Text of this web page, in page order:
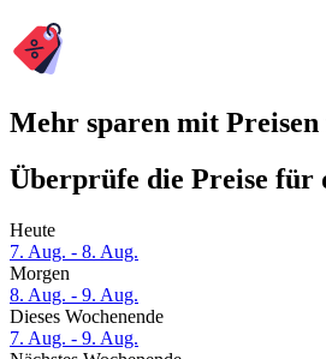
Mehr sparen mit
Überprüfe die Preise für
Heute
7. Aug. - 8. Aug.
Morgen
8. Aug. - 9. Aug.
Dieses Wochenende
7. Aug. - 9. Aug.